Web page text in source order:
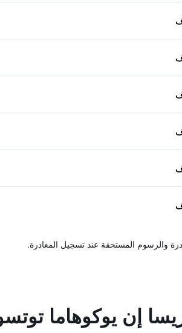
والرسوم المستحقة عند تسجيل المغادرة.
إن يوكوهاما